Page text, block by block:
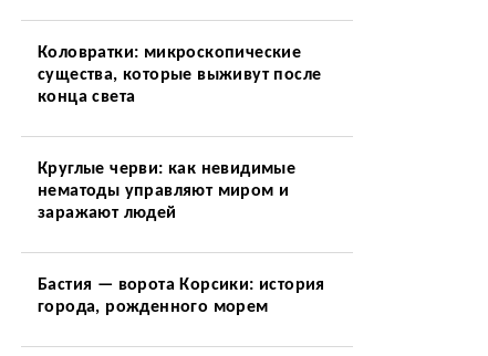
Коловратки: микроскопические
существа, которые выживут после
конца света
Круглые черви: как невидимые
нематоды управляют миром и
заражают людей
Бастия — ворота Корсики: история
города, рожденного морем